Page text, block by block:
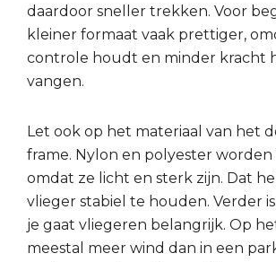
daardoor sneller trekken. Voor
kleiner formaat vaak prettiger,
controle houdt en minder kracht
vangen.
Let ook op het materiaal van het
frame. Nylon en polyester
omdat ze licht en sterk zijn. Dat
vlieger stabiel te houden. Verder
je gaat vliegeren belangrijk. Op
meestal meer wind dan in een